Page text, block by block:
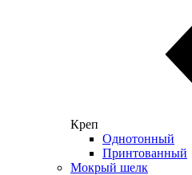
Креп
Однотонный
Принтованный
Мокрый шелк